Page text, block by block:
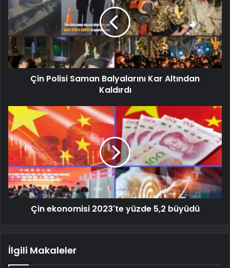
Çin Polisi Saman Balyalarını Kar Altından
Kaldırdı
Çin ekonomisi 2023'te yüzde 5,2 büyüdü
İlgili Makaleler